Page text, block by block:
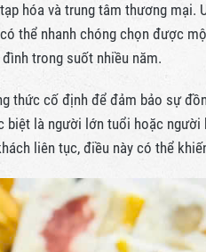
hóa và trung tâm thương mại.
thể nhanh chóng chọn được
trong suốt nhiều năm.
thức cố định để đảm bảo sự
là người lớn tuổi hoặc người
liên tục, điều này có thể